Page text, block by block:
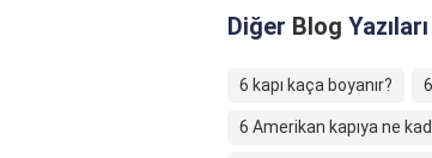
Diğer Blog Yazıları
6 kapı kaça boyanır?
6 Amerikan kapıya ne